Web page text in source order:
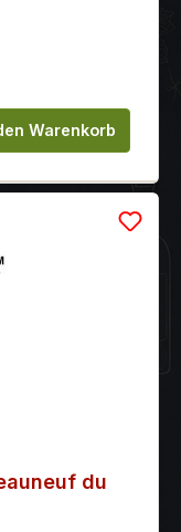
an Erdbeeren
Im Geschmack
Achtung:
Warenkorb
du